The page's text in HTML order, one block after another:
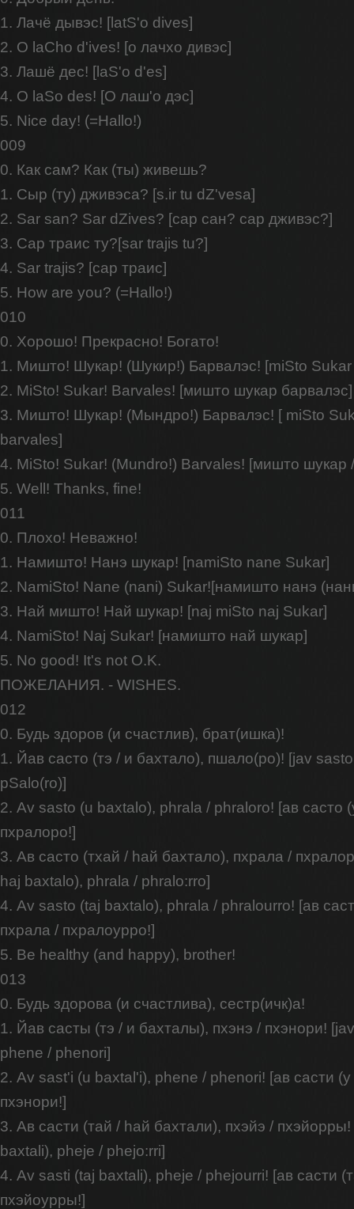
1. Лачё дывэс! [latS'o dives]
2. O laCho d'ives! [о лачхо дивэс]
3. Лашё дес! [laS'o d'es]
4. O laSo des! [O лаш'o дэс]
5. Nice day! (=Hallo!)
009
0. Как сам? Как (ты) живешь?
1. Сыр (ту) дживэса? [s.ir tu dZ'vesa]
2. Sar san? Sar dZives? [сар сан? сар дживэс?]
3. Сар траис ту?[sar trajis tu?]
4. Sar trajis? [сар траис]
5. How are you? (=Hallo!)
010
0. Хорошо! Прекрасно! Богато!
1. Мишто! Шукар! (Шукир!) Барвалэс! [miSto
2. MiSto! Sukar! Barvales! [мишто шукар барвалэс]
3. Мишто! Шукар! (Мындро!) Барвалэс! [ miSto
barvales]
4. MiSto! Sukar! (Mundro!) Barvales! [мишто
5. Well! Thanks, fine!
011
0. Плохо! Неважно!
1. Намишто! Нанэ шукар! [namiSto nane Sukar]
2. NamiSto! Nane (nani) Sukar![намишто нанэ
3. Най мишто! Най шукар! [naj miSto naj Sukar]
4. NamiSto! Naj Sukar! [намишто най шукар]
5. No good! It's not O.K.
ПОЖЕЛАНИЯ. - WISHES.
012
0. Будь здоров (и счастлив), брат(ишка)!
1. Йав састо (тэ / и бахтало), пшало(ро)! [jav
pSalo(ro)]
2. Av sasto (u baxtalo), phrala / phraloro! [ав састо
пхралоро!]
3. Ав састо (тхай / hай бахтало), пхрала /
haj baxtalo), phrala / phralo:rro]
4. Av sasto (taj baxtalo), phrala / phralourro! [ав
пхрала / пхралоурро!]
5. Be healthy (and happy), brother!
013
0. Будь здорова (и счастлива), сестр(ичк)а!
1. Йав састы (тэ / и бахталы), пхэнэ / пхэнори!
phene / phenori]
2. Av sast'i (u baxtal'i), phene / phenori! [ав састи
пхэнори!]
3. Ав састи (тай / hай бахтали), пхэйэ /
baxtali), pheje / phejo:rri]
4. Av sasti (taj baxtali), pheje / phejourri! [ав састи
пхэйоурры!]